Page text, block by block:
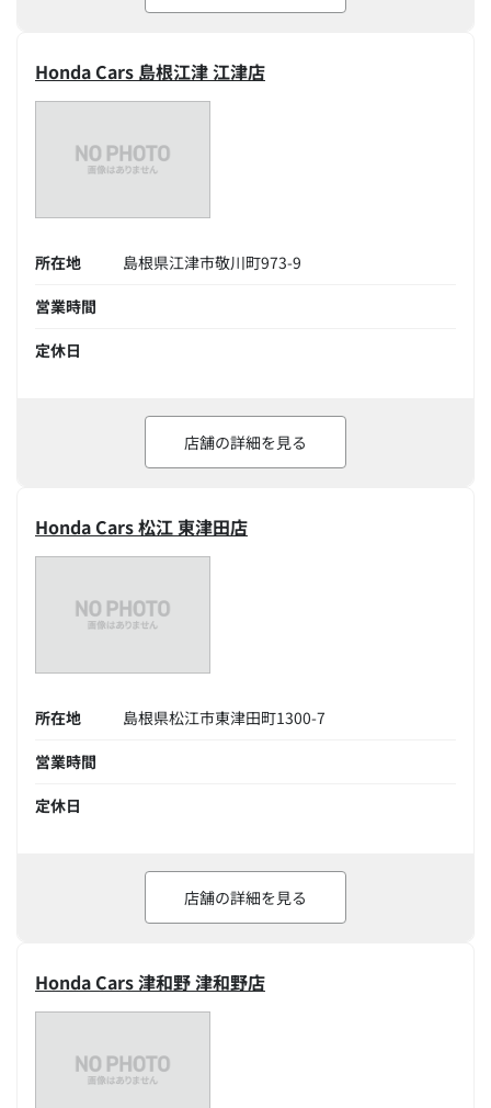
Honda Cars 島根江津 江津店
所在地
島根県江津市敬川町973-9
営業時間
定休日
店舗の詳細を見る
Honda Cars 松江 東津田店
所在地
島根県松江市東津田町1300-7
営業時間
定休日
店舗の詳細を見る
Honda Cars 津和野 津和野店